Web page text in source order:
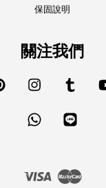
保固說明
關注我們
Pinterest Instagram Tumblr
Whatsapp
Visa Master